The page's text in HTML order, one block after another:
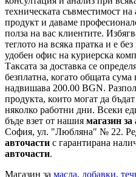
техническата съвместимост
продукт и даваме
полза на вас клиентите.
теглото на всяка пратка и е
удобен офис на куриерска
Таксата за доставка се
безплатна, когато общата
надвишава 200.00 BGN.
продукта, които могат да
няколко работни дни. Всеки
бъде взет от нашия магазин за
София, ул. "Любляна" № 22.
авточасти с гарантирана
авточасти.
Магазин за масла, добавки,